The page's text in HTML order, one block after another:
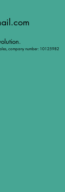
company number: 10125982